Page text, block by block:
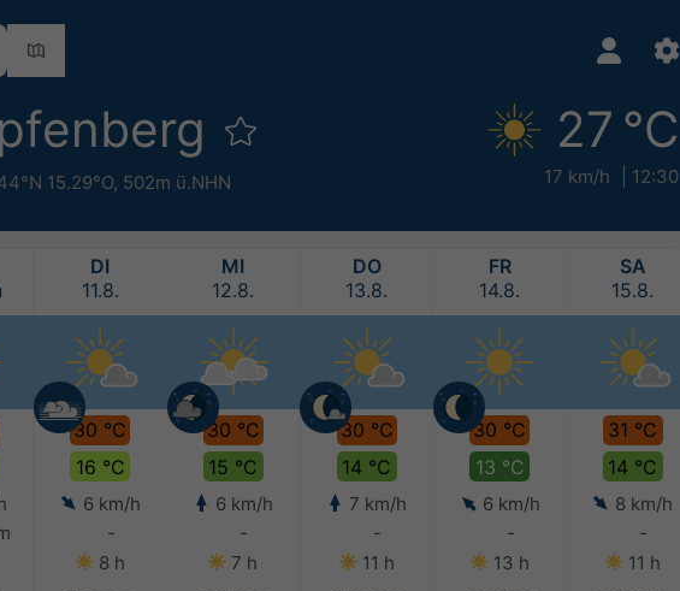
15.29°O, 502m ü.NHN
27 °C
17 km/h 12:30
DI
11.8.
30 °C
16 °C
6 km/h
-
8 h
MI
12.8.
30 °C
15 °C
6 km/h
-
7 h
DO
13.8.
30 °C
14 °C
7 km/h
-
11 h
FR
14.8.
30 °C
13 °C
6 km/h
-
13 h
SA
15.8.
31 °C
14 °C
8 km/h
-
11 h